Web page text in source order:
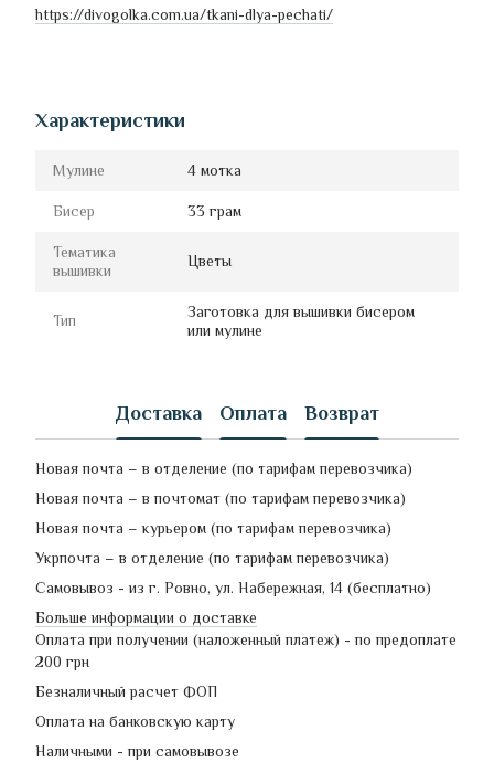
https://divogolka.com.ua/tkani-dlya-pechati/
Характеристики
Мулине 4 мотка
Бисер 33 грам
Тематика
вышивки
Цветы
Тип
Заготовка для вышивки бисером
или мулине
Доставка Оплата Возврат
Новая почта – в отделение (по тарифам перевозчика)
Новая почта – в почтомат (по тарифам перевозчика)
Новая почта – курьером (по тарифам перевозчика)
Укрпочта – в отделение (по тарифам перевозчика)
Самовывоз - из г. Ровно, ул. Набережная, 14 (бесплатно)
Больше информации о доставке
Оплата при получении (наложенный платеж) - по предоплате
200 грн
Безналичный расчет ФОП
Оплата на банковскую карту
Наличными - при самовывозе